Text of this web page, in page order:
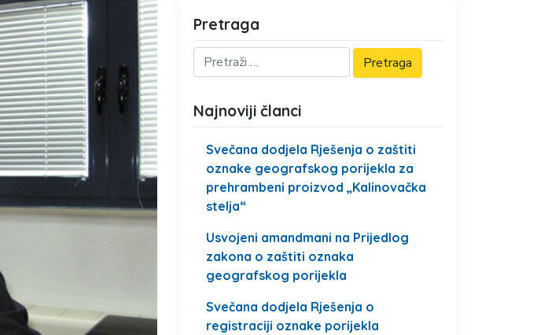
Pretraga
Najnoviji članci
Svečana dodjela Rješenja o zaštiti
oznake geografskog porijekla za
prehrambeni proizvod „Kalinovačka
stelja“
Usvojeni amandmani na Prijedlog
zakona o zaštiti oznaka
geografskog porijekla
Svečana dodjela Rješenja o
registraciji oznake porijekla